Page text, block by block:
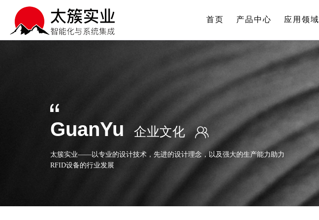
首页 产品中心 应用领域
GuanYu 企业文化
太簇实业——以专业的设计技术，先进的设计理念，以及强大的生产能力助力
RFID设备的行业发展